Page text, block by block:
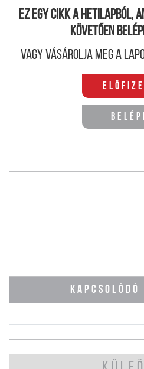
Ez egy cikk a hetilapból,
követően
Vagy vásárolja meg a
KAPCSOLÓDÓ